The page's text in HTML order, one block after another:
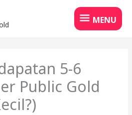
MENU
MENU
5-6
Public Gold